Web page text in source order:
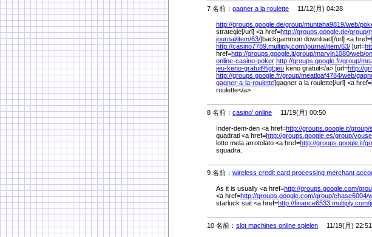
7 名前： gagner a la roulette 11/12(月) 04:28
http://groups.google.de/group/muntaha9819/web/
strategie[/url] <a href=http://groups.google.de/group/
journal/item/63/]backgammon download[/url] <a href=
http://casino7789.multiply.com/journal/item/63/ [url=
href=http://groups.google.it/group/marvin1080/web/
online-casino-poker http://groups.google.fr/group/
jeu-keno-gratuit%gt;jeu keno gratuit</a> [url=http://
http://groups.google.fr/group/meatloaf4784/web/
gagner-a-la-roulette]gagner a la roulette[/url] <a href=
roulette</a>
8 名前： casino' online 11/19(月) 00:50
Inder-dem-den <a href=http://groups.google.it/group/
quadrati <a href=http://groups.google.es/group/
lotto mela arrotolato <a href=http://groups.google.it/
squadra.
9 名前： wireless credit card processing merchant
As it is usually <a href=http://groups.google.com/
<a href=http://groups.google.com/group/chase6004/
starluck suit <a href=http://finance6533.multiply.com/
10 名前： slot machines online spielen 11/19(月) 22:51